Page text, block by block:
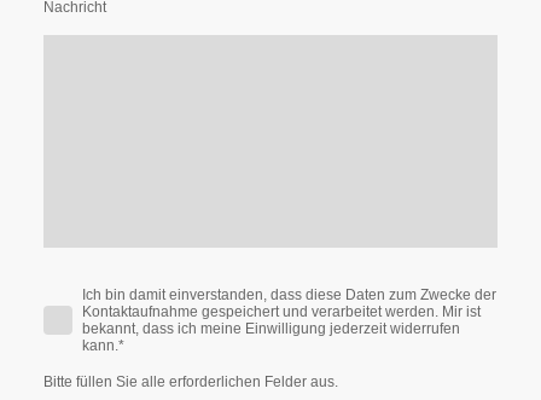
Nachricht
Ich bin damit einverstanden, dass diese Daten zum Zwecke der
Kontaktaufnahme gespeichert und verarbeitet werden. Mir ist
bekannt, dass ich meine Einwilligung jederzeit widerrufen
kann.*
Bitte füllen Sie alle erforderlichen Felder aus.